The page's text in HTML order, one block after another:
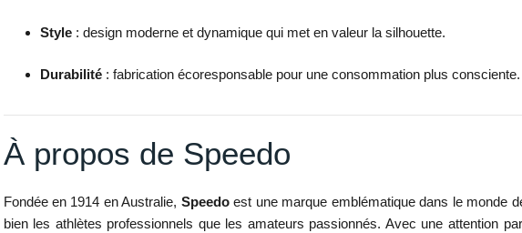
Style: design moderne et dynamique qui met en valeur la silhouette.
Durabilité: fabrication écoresponsable pour une consommation plus consciente.
À propos de Speedo
Fondée en 1914 en Australie, Speedoest une marque emblématique dans le monde
bien les athlètes professionnels que les amateurs passionnés. Avec une attention